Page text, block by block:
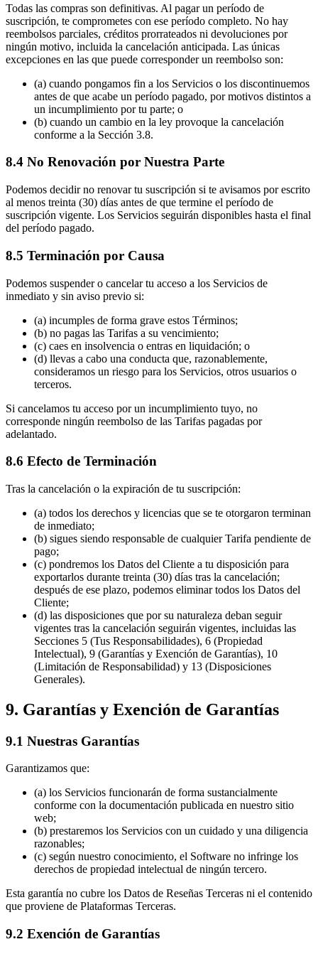
Todas las compras son definitivas. Al pagar un período de
suscripción, te comprometes con ese período completo. No hay
reembolsos parciales, créditos prorrateados ni devoluciones por
ningún motivo, incluida la cancelación anticipada. Las únicas
excepciones en las que puede corresponder un reembolso son:
(a) cuando pongamos fin a los Servicios o los discontinuemos
antes de que acabe un período pagado, por motivos distintos a
un incumplimiento por tu parte; o
(b) cuando un cambio en la ley provoque la cancelación
conforme a la Sección 3.8.
8.4 No Renovación por Nuestra Parte
Podemos decidir no renovar tu suscripción si te avisamos por escrito
al menos treinta (30) días antes de que termine el período de
suscripción vigente. Los Servicios seguirán disponibles hasta el final
del período pagado.
8.5 Terminación por Causa
Podemos suspender o cancelar tu acceso a los Servicios de
inmediato y sin aviso previo si:
(a) incumples de forma grave estos Términos;
(b) no pagas las Tarifas a su vencimiento;
(c) caes en insolvencia o entras en liquidación; o
(d) llevas a cabo una conducta que, razonablemente,
consideramos un riesgo para los Servicios, otros usuarios o
terceros.
Si cancelamos tu acceso por un incumplimiento tuyo, no
corresponde ningún reembolso de las Tarifas pagadas por
adelantado.
8.6 Efecto de Terminación
Tras la cancelación o la expiración de tu suscripción:
(a) todos los derechos y licencias que se te otorgaron terminan
de inmediato;
(b) sigues siendo responsable de cualquier Tarifa pendiente de
pago;
(c) pondremos los Datos del Cliente a tu disposición para
exportarlos durante treinta (30) días tras la cancelación;
después de ese plazo, podemos eliminar todos los Datos del
Cliente;
(d) las disposiciones que por su naturaleza deban seguir
vigentes tras la cancelación seguirán vigentes, incluidas las
Secciones 5 (Tus Responsabilidades), 6 (Propiedad
Intelectual), 9 (Garantías y Exención de Garantías), 10
(Limitación de Responsabilidad) y 13 (Disposiciones
Generales).
9. Garantías y Exención de Garantías
9.1 Nuestras Garantías
Garantizamos que:
(a) los Servicios funcionarán de forma sustancialmente
conforme con la documentación publicada en nuestro sitio
web;
(b) prestaremos los Servicios con un cuidado y una diligencia
razonables;
(c) según nuestro conocimiento, el Software no infringe los
derechos de propiedad intelectual de ningún tercero.
Esta garantía no cubre los Datos de Reseñas Terceras ni el contenido
que proviene de Plataformas Terceras.
9.2 Exención de Garantías